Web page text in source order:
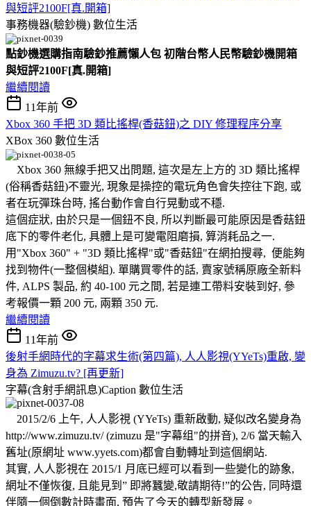
與短評2100F[真.開箱]
事務機器(驗鈔機) 數位生活
點鈔機選購指南驗鈔推薦懶人包 初階台幣人民幣驗鈔機開箱
與短評2100F[真.開箱]
繼續閱讀
11年前
Xbox 360 手把 3D 類比搖桿(香菇鈕)之 DIY 修理程序分享
XBox 360 數位生活
Xbox 360 無線手把又出問題, 這次是左上方的 3D 類比搖桿
(俗稱香菇鈕)不靈光, 現象是操控的電玩角色會失控往下跑, 或
者在玩彈珠台時, 搖台動作會自行晃動或不穩.
這個症狀, 由於只是一個鈕不良, 所以判斷最可能原因是香菇鈕
底下的零件老化, 具體上是可變電阻磨損, 算消耗品之一.
用"Xbox 360" + "3D 類比搖桿"或"香菇鈕"在網拍搜尋, 便能夠
找到物件(一整個模組). 單購買零件的話, 賣家號稱原廠全新料
件, ALPS 製品, 約 40-100 元之間, 若是連工帶料安裝到好, 參
考報價一顆 200 元, 兩顆 350 元.
繼續閱讀
11年前
後射手網時代的字幕求生術(第四篇), 人人影視(YYeTs)重啟, 變
身為 Zimuzu.tv? [再更新]
字幕(含射手網訊息)Caption 數位生活
2015/2/6 上午, 人人影視 (YYeTs) 重新啟動, 疑似改名變身為
http://www.zimuzu.tv/ (zimuzu 是"字幕组"的拼音), 2/6 當天輸入
舊址(原網址 www.yyets.com)都會自動轉址到這個網站.
其實, 人人影視在 2015/1 月底已經可以看到一些變化的跡象,
網址不僅恢復, 且能見到” 即將蠶變,敬請期待!”的公告, 同時還
伴隨一個倒數計時畫面, 預告了今天的轉型新發展。